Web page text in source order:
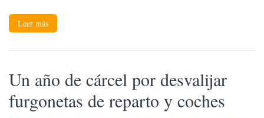
Leer más
Un año de cárcel por desvalijar
furgonetas de reparto y coches